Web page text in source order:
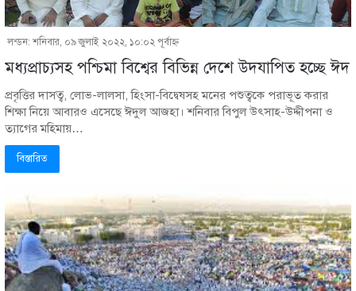
লন্ডন: শনিবার, ০৯ জুলাই ২০২২, ১০:০২ পূর্বাহ্ণ
মধ্যপ্রাচ্যসহ পশ্চিমা বিশ্বের বিভিন্ন দেশে উদযাপিত হচ্ছে ঈদ
প্রবৃত্তির দাসত্ব, লোভ-লালসা, হিংসা-বিদ্বেষসহ মনের পশুত্বকে পরাভূত করার
শিক্ষা নিয়ে আবারও এসেছে ঈদুল আজহা। শনিবার বিপুল উৎসাহ-উদ্দীপনা ও
ত্যাগের মহিমায়…
বিস্তারিত